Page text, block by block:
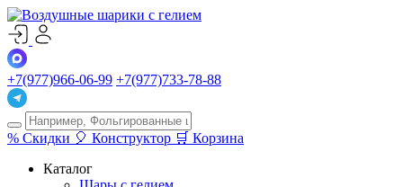
+7(977)966-06-99 +7(977)733-78-88
% Скидки 🎈 Конструктор 🛒 Корзина
Каталог